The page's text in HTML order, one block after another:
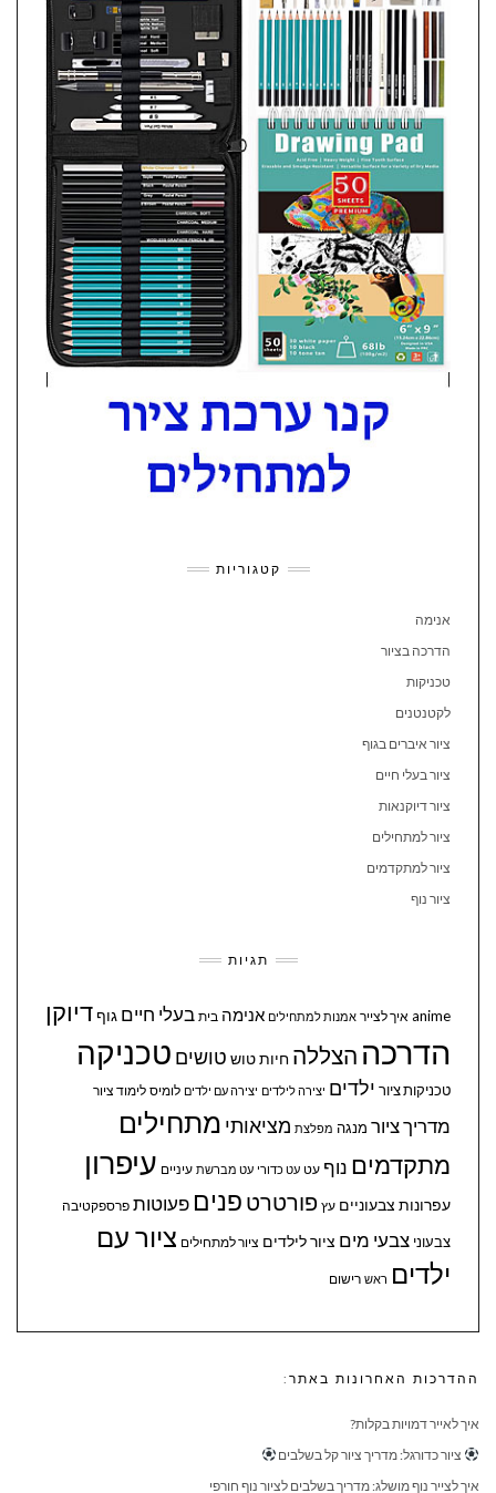
קטגוריות
אנימה
הדרכה בציור
טכניקות
לקטנטנים
ציור איברים בגוף
ציור בעלי חיים
ציור דיוקנאות
ציור למתחילים
ציור למתקדמים
ציור נוף
תגיות
anime איך לצייר אמנות למתחילים אנימה בית בעלי חיים גוףדיוקן
הדרכה הצללה חיותטוש טושים טכניקה
טכניקות ציור ילדים יצירה לילדים יצירה עם ילדים לומיס לימוד ציור
מדריך ציור מנגה מפלצת מציאותי מתחילים
מתקדמים נוף עט עט כדורי עט מברשת עיניים עיפרון
עפרונות צבעוניים עץ פורטרט פנים פעוטות פרספקטיבה
צבעוני צבעי מים ציור לילדים ציור למתחילים ציור עם
ילדים ראש רישום
ההדרכות האחרונות באתר:
איך לאייר דמויות בקלות?
ציור כדורגל: מדריך ציור קל בשלבים
איך לצייר נוף מושלג: מדריך בשלבים לציור נוף חורפי